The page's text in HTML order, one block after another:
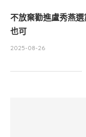
不放棄勸進盧秀燕
也可
2025-08-26